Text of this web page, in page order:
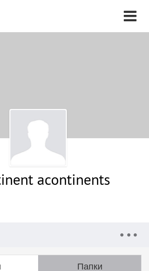
acontinents
Папки